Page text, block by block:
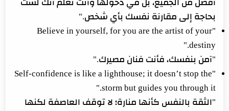
أفضل من الجميع، بل في دخولها وأنت تعلم أنك لست
بحاجة إلى مقارنة نفسك بأي شخص."
"Believe in yourself, for you are the artist of your
destiny."
"آمن بنفسك، فأنت فنان مصيرك."
"Self-confidence is like a lighthouse; it doesn’t stop the
storm but guides you through it."
"الثقة بالنفس كأنها منارة؛ لا توقف العاصفة لكنها